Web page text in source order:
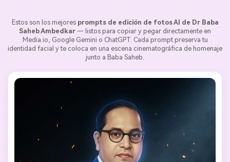
Estos son los mejores prompts de edición de fotos AI de Dr Baba
Saheb Ambedkar — listos para copiar y pegar directamente en
Media.io, Google Gemini o ChatGPT. Cada prompt preserva tu
identidad facial y te coloca en una escena cinematográfica de homenaje
junto a Baba Saheb.